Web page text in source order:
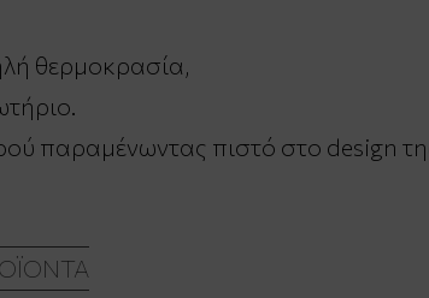
θερμοκρασία,
παραμένωντας πιστό στο design